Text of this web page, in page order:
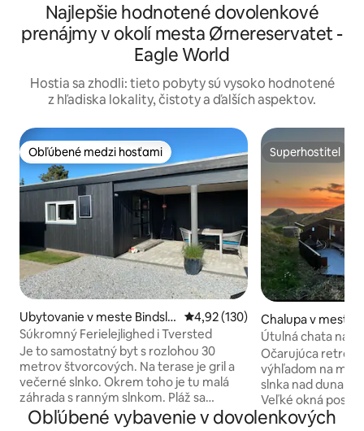
Najlepšie hodnotené dovolenkové
prenájmy v okolí mesta Ørnereservatet -
Eagle World
Hostia sa zhodli: tieto pobyty sú vysoko hodnotené
z hľadiska lokality, čistoty a ďalších aspektov.
Obľúbené medzi hosťami
Obľúbené medzi hosťami
Ubytovanie v meste Bindsle
v
Priemerné ohodnotenie 4,92 z
4,92 (130)
Súkromný Ferielejlighed i Tversted
Je to samostatný byt s rozlohou 30
metrov štvorcových. Na terase je gril a
večerné slnko. Okrem toho je tu malá
záhrada s ranným slnkom. Pláž sa
nachádza 1 km od apartmánu. Môžete
Superhostiteľ
Superhostiteľ
Chalupa v meste
Útulná chata na
výhľadom
Očarujúca retro
výhľadom na
slnka nad
Veľké okná
viditeľnosť. Alebo
Obľúbené vybavenie v dovolenkových